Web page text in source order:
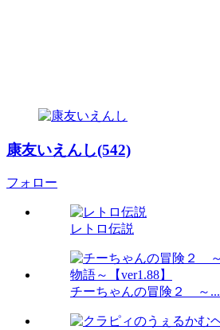
康友いえんし(542)
フォロー
レトロ伝説
チーちゃんの冒険２ ～...